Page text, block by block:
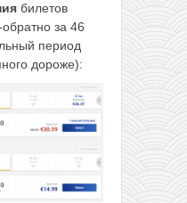
билетов
за 46
период
дороже):